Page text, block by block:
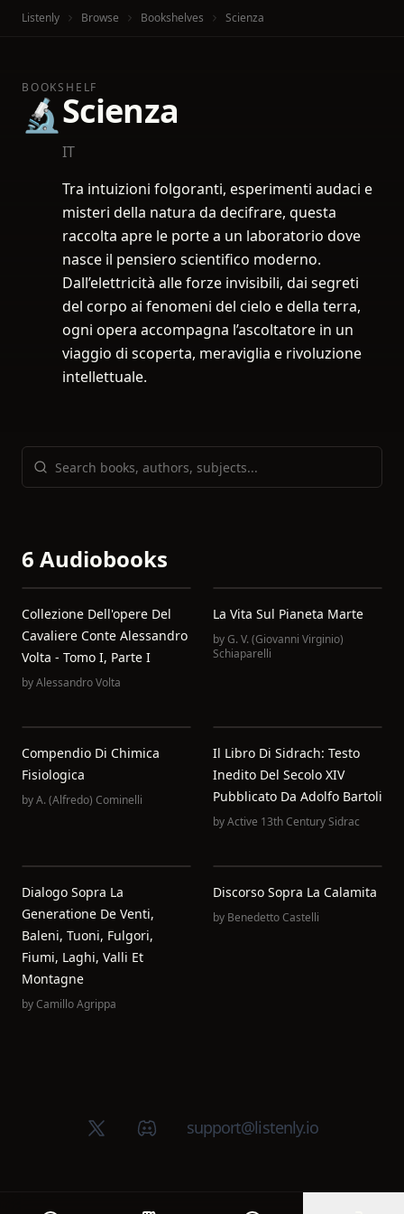
Listenly Browse Bookshelves Scienza
BOOKSHELF
🔬 Scienza
IT
Tra intuizioni folgoranti, esperimenti audaci e
misteri della natura da decifrare, questa
raccolta apre le porte a un laboratorio dove
nasce il pensiero scientifico moderno.
Dall’elettricità alle forze invisibili, dai segreti
del corpo ai fenomeni del cielo e della terra,
ogni opera accompagna l’ascoltatore in un
viaggio di scoperta, meraviglia e rivoluzione
intellettuale.
6 Audiobooks
Collezione Dell'opere Del
Cavaliere Conte Alessandro
Volta - Tomo I, Parte I
byAlessandro Volta
La Vita Sul Pianeta Marte
byG. V. (Giovanni Virginio)
Schiaparelli
Compendio Di Chimica
Fisiologica
byA. (Alfredo) Cominelli
Il Libro Di Sidrach: Testo
Inedito Del Secolo XIV
Pubblicato Da Adolfo Bartoli
byActive 13th Century Sidrac
Dialogo Sopra La
Generatione De Venti,
Baleni, Tuoni, Fulgori,
Fiumi, Laghi, Valli Et
Montagne
byCamillo Agrippa
Discorso Sopra La Calamita
by Benedetto Castelli
X (Twitter)Discord groupsupport@listenly.io